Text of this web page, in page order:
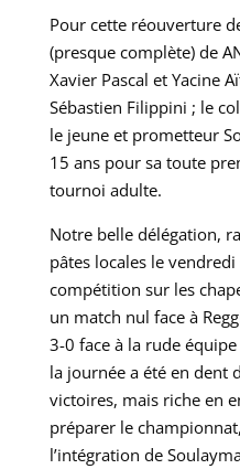
Pour cette réouverture
(presque complète) de
Xavier Pascal et Yacine
Sébastien Filippini ; le
le jeune et prometteur
15 ans pour sa toute
tournoi adulte.
Notre belle délégation,
pâtes locales le
compétition sur les
un match nul face à
3-0 face à la rude
la journée a été en dent
victoires, mais riche en
préparer le
l’intégration de